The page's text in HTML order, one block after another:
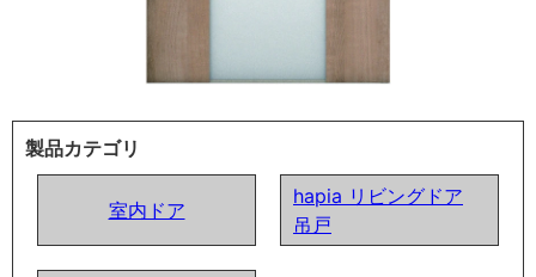
製品カテゴリ
室内ドア
hapia リビングドア
吊戸